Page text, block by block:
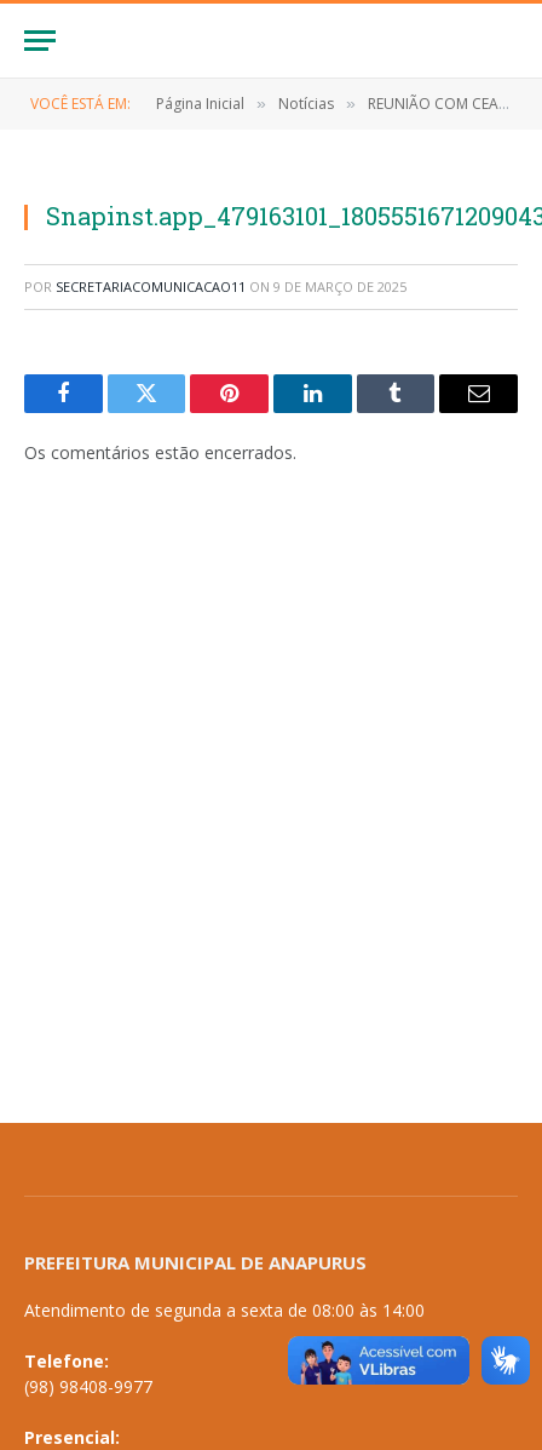
VOCÊ ESTÁ EM: Página Inicial » Notícias » REUNIÃO COM CEAPE-MA
POR SECRETARIACOMUNICACAO11 ON 9 DE MARÇO DE 2025
FacebookTwitter Pinterest LinkedInTumblr
E-
Os comentários estão encerrados.
PREFEITURA MUNICIPAL DE ANAPURUS
Atendimento de segunda a sexta de 08:00 às 14:00
Telefone:
(98) 98408-9977
Presencial: